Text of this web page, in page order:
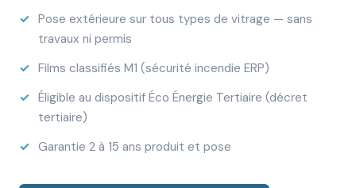
Pose extérieure sur tous types de vitrage — sans
travaux ni permis
Films classifiés M1 (sécurité incendie ERP)
Éligible au dispositif Éco Énergie Tertiaire (décret
tertiaire)
Garantie 2 à 15 ans produit et pose